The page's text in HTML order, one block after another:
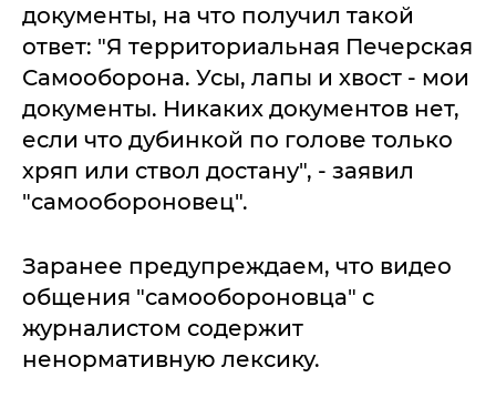
документы, на что получил такой
ответ: "Я территориальная Печерская
Самооборона. Усы, лапы и хвост - мои
документы. Никаких документов нет,
если что дубинкой по голове только
хряп или ствол достану", - заявил
"самообороновец".
Заранее предупреждаем, что видео
общения "самообороновца" с
журналистом содержит
ненормативную лексику.